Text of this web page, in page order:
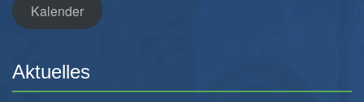
Kalender
Aktuelles